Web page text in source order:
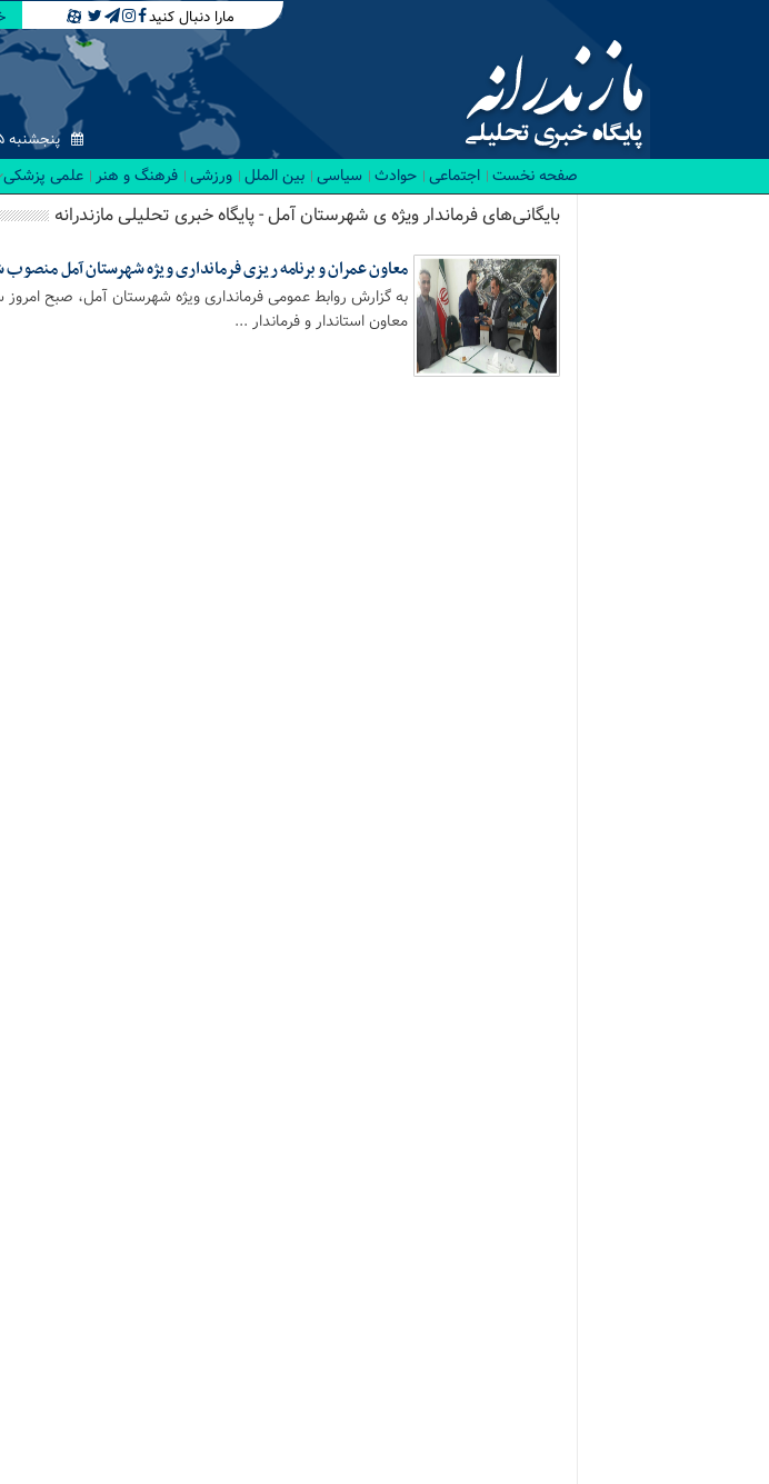
مارا دنبال کنید
پنجشنبه ۱۵ مرداد ۱۴۰۵-
صفحه نخست اجتماعی حوادث سیاسی بین الملل ورزشی فرهنگ و هنر علمی پزشکی
بایگانی‌های فرماندار ویژه ی شهرستان آمل - پایگاه خبری تحلیلی مازندرانه
معاون عمران و برنامه ریزی فرمانداری ویژه شهرستان آمل
به گزارش روابط عمومی فرمانداری ویژه شهرستان آمل، صبح
معاون استاندار و فرماندار ...